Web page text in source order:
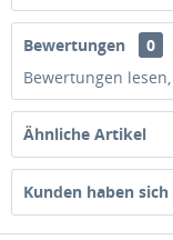
Bewertungen
0
Bewertungen
Ähnliche Artikel
Kunden haben